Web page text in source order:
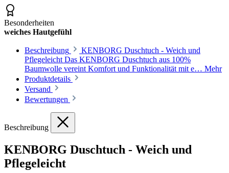
Besonderheiten
weiches Hautgefühl
Beschreibung
KENBORG Duschtuch - Weich und
Pflegeleicht Das KENBORG Duschtuch aus 100%
Baumwolle vereint Komfort und Funktionalität mit e… Mehr
Produktdetails
Versand
Bewertungen
Beschreibung
KENBORG Duschtuch - Weich und
Pflegeleicht